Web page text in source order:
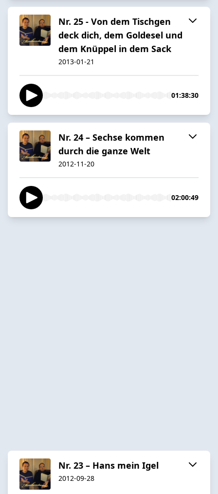
Nr. 25 - Von dem Tischgen
deck dich, dem Goldesel und
dem Knüppel in dem Sack
2013-01-21
01:38:30
Nr. 24 – Sechse kommen
durch die ganze Welt
2012-11-20
02:00:49
Nr. 23 – Hans mein Igel
2012-09-28